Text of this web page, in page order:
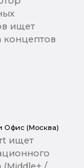
ищет
концептов
Офис (Москва)
ищет